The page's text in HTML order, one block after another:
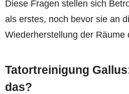
Diese Fragen stellen sich
als erstes, noch bevor sie an
Wiederherstellung der Räume
Tatortreinigung
das?